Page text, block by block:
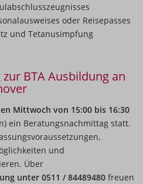
oder Reisepasses
und Tetanusimpfung
BTA Ausbildung an
Mittwoch von 15:00 bis 16:30
ein Beratungsnachmittag statt.
und
Über
unter 0511 / 84489480 freuen